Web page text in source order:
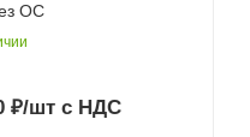
ОС
₽/штс НДС